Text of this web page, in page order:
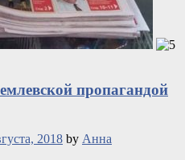
пропагандой
2018 by Анна